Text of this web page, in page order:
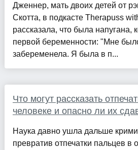
Дженнер, мать двоих детей от
Скотта, в подкасте Therapuss
рассказала, что была напугана,
первой беременности: "Мне
забеременела. Я была в п...
Что могут рассказать
человеке и опасно ли их
Наука давно ушла дальше
превратив отпечатки пальцев в